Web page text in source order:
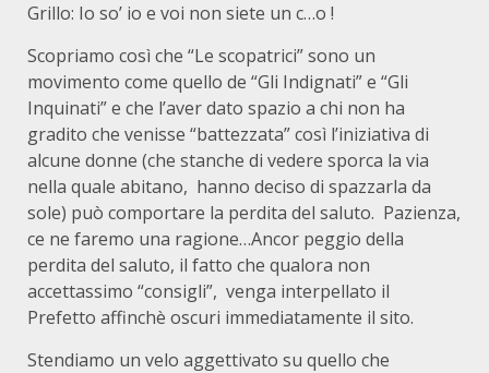
Grillo: Io so’ io e voi non siete un c…o !
Scopriamo così che “Le scopatrici” sono un
movimento come quello de “Gli Indignati” e “Gli
Inquinati” e che l’aver dato spazio a chi non ha
gradito che venisse “battezzata” così l’iniziativa di
alcune donne (che stanche di vedere sporca la via
nella quale abitano, hanno deciso di spazzarla da
sole) può comportare la perdita del saluto. Pazienza,
ce ne faremo una ragione…Ancor peggio della
perdita del saluto, il fatto che qualora non
accettassimo “consigli”, venga interpellato il
Prefetto affinchè oscuri immediatamente il sito.
Stendiamo un velo aggettivato su quello che